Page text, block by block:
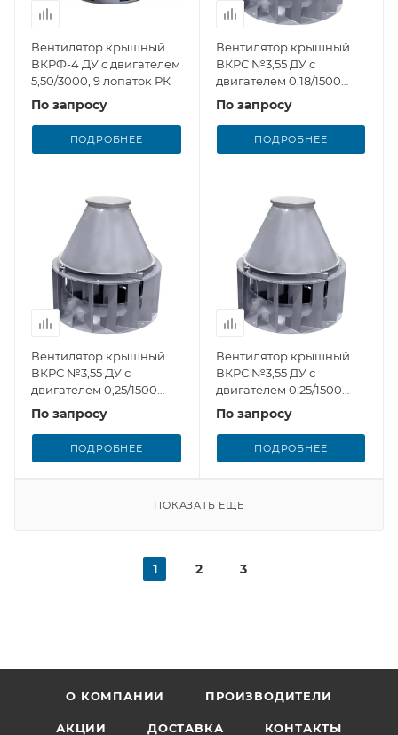
Вентилятор крышный
ВКРФ-4 ДУ с двигателем
5,50/3000, 9 лопаток РК
По запросу
ПОДРОБНЕЕ
Вентилятор крышный
ВКРС №3,55 ДУ с
двигателем 0,18/1500
Завод Вентилятор, 6
лопаток РК (снят с
производства)
По запросу
ПОДРОБНЕЕ
Вентилятор крышный
ВКРС №3,55 ДУ с
двигателем 0,25/1500
Завод Вентилятор, 6
лопаток РК (снят с
производства)
По запросу
ПОДРОБНЕЕ
Вентилятор крышный
ВКРС №3,55 ДУ с
двигателем 0,25/1500
Завод Вентилятор, 9
лопаток РК (снят с
производства)
По запросу
ПОДРОБНЕЕ
ПОКАЗАТЬ ЕЩЕ
1 2 3
О КОМПАНИИ ПРОИЗВОДИТЕЛИ
АКЦИИ ДОСТАВКА КОНТАКТЫ